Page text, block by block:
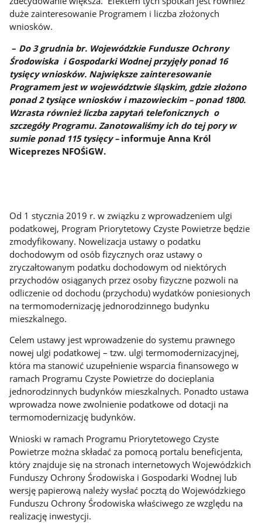
duże zainteresowanie Programem i liczba złożonych
wniosków.
– Do 3 grudnia br. Wojewódzkie Fundusze Ochrony
Środowiska i Gospodarki Wodnej przyjęły ponad 16
tysięcy wniosków. Największe zainteresowanie
Programem jest w województwie śląskim, gdzie złożono
ponad 2 tysiące wniosków i mazowieckim – ponad 1800.
Wzrasta również liczba zapytań telefonicznych o
szczegóły Programu. Zanotowaliśmy ich do tej pory w
sumie ponad 115 tysięcy – informuje Anna Król
Wiceprezes NFOŚiGW.
Od 1 stycznia 2019 r. w związku z wprowadzeniem ulgi
podatkowej, Program Priorytetowy Czyste Powietrze będzie
zmodyfikowany. Nowelizacja ustawy o podatku
dochodowym od osób fizycznych oraz ustawy o
zryczałtowanym podatku dochodowym od niektórych
przychodów osiąganych przez osoby fizyczne pozwoli na
odliczenie od dochodu (przychodu) wydatków poniesionych
na termomodernizację jednorodzinnego budynku
mieszkalnego.
Celem ustawy jest wprowadzenie do systemu prawnego
nowej ulgi podatkowej – tzw. ulgi termomodernizacyjnej,
która ma stanowić uzupełnienie wsparcia finansowego w
ramach Programu Czyste Powietrze do docieplania
jednorodzinnych budynków mieszkalnych. Ponadto ustawa
wprowadza nowe zwolnienie podatkowe od dotacji na
termomodernizację budynków.
Wnioski w ramach Programu Priorytetowego Czyste
Powietrze można składać za pomocą portalu beneficjenta,
który znajduje się na stronach internetowych Wojewódzkich
Funduszy Ochrony Środowiska i Gospodarki Wodnej lub
wersję papierową należy wysłać pocztą do Wojewódzkiego
Funduszu Ochrony Środowiska właściwego ze względu na
realizację inwestycji.